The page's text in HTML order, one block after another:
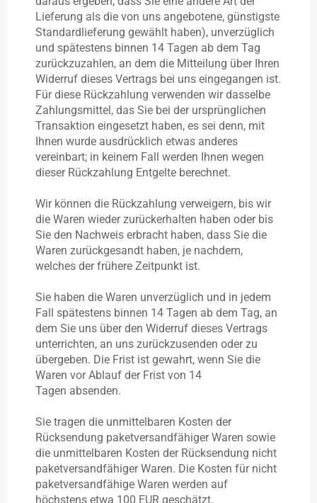
Lieferung als die von uns angebotene, günstigste
Standardlieferung gewählt haben), unverzüglich
und spätestens binnen 14 Tagen ab dem Tag
zurückzuzahlen, an dem die Mitteilung über Ihren
Widerruf dieses Vertrags bei uns eingegangen ist.
Für diese Rückzahlung verwenden wir dasselbe
Zahlungsmittel, das Sie bei der ursprünglichen
Transaktion eingesetzt haben, es sei denn, mit
Ihnen wurde ausdrücklich etwas anderes
vereinbart; in keinem Fall werden Ihnen wegen
dieser Rückzahlung Entgelte berechnet.
Wir können die Rückzahlung verweigern, bis wir
die Waren wieder zurückerhalten haben oder bis
Sie den Nachweis erbracht haben, dass Sie die
Waren zurückgesandt haben, je nachdem,
welches der frühere Zeitpunkt ist.
Sie haben die Waren unverzüglich und in jedem
Fall spätestens binnen 14 Tagen ab dem Tag, an
dem Sie uns über den Widerruf dieses Vertrags
unterrichten, an uns zurückzusenden oder zu
übergeben. Die Frist ist gewahrt, wenn Sie die
Waren vor Ablauf der Frist von 14
Tagen absenden.
Sie tragen die unmittelbaren Kosten der
Rücksendung paketversandfähiger Waren sowie
die unmittelbaren Kosten der Rücksendung nicht
paketversandfähiger Waren. Die Kosten für nicht
paketversandfähige Waren werden auf
höchstens etwa 100 EUR geschätzt.